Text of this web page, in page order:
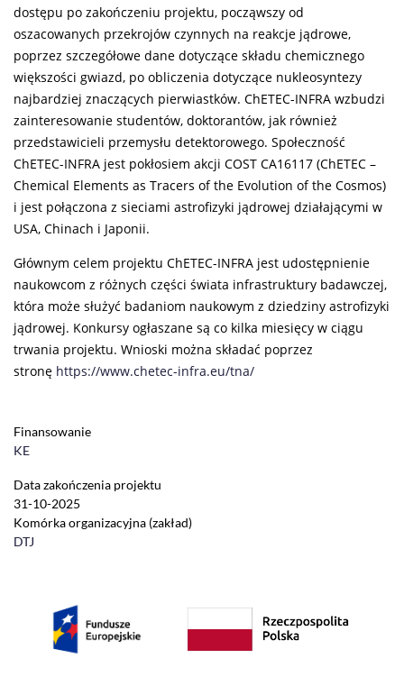
dostępu po zakończeniu projektu, począwszy od
oszacowanych przekrojów czynnych na reakcje jądrowe,
poprzez szczegółowe dane dotyczące składu chemicznego
większości gwiazd, po obliczenia dotyczące nukleosyntezy
najbardziej znaczących pierwiastków. ChETEC-INFRA wzbudzi
zainteresowanie studentów, doktorantów, jak również
przedstawicieli przemysłu detektorowego. Społeczność
ChETEC-INFRA jest pokłosiem akcji COST CA16117 (ChETEC –
Chemical Elements as Tracers of the Evolution of the Cosmos)
i jest połączona z sieciami astrofizyki jądrowej działającymi w
USA, Chinach i Japonii.
Głównym celem projektu ChETEC-INFRA jest udostępnienie
naukowcom z różnych części świata infrastruktury badawczej,
która może służyć badaniom naukowym z dziedziny astrofizyki
jądrowej. Konkursy ogłaszane są co kilka miesięcy w ciągu
trwania projektu. Wnioski można składać poprzez
stronę https://www.chetec-infra.eu/tna/
Finansowanie
KE
Data zakończenia projektu
31-10-2025
Komórka organizacyjna (zakład)
DTJ